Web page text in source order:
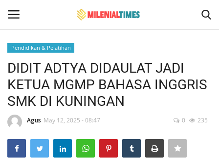
Home
Politik
Pendidikan & Pelatihan
DIDIT ADTYA DIDAULAT JADI
KETUA MGMP BAHASA INGGRIS
SMK DI KUNINGAN
Agus May 12, 2025 - 08:47 0 235